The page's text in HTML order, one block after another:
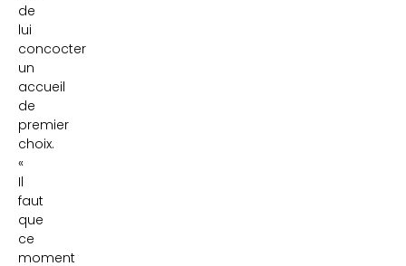
de
lui
concocter
un
accueil
de
premier
choix.
«
Il
faut
que
ce
moment